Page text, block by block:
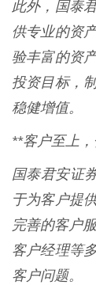
此外，国泰
供专业的资
验丰富的资
投资目标，
稳健增值。
**客户至上
国泰君安证
于为客户提
完善的客户
客户经理等
客户问题。